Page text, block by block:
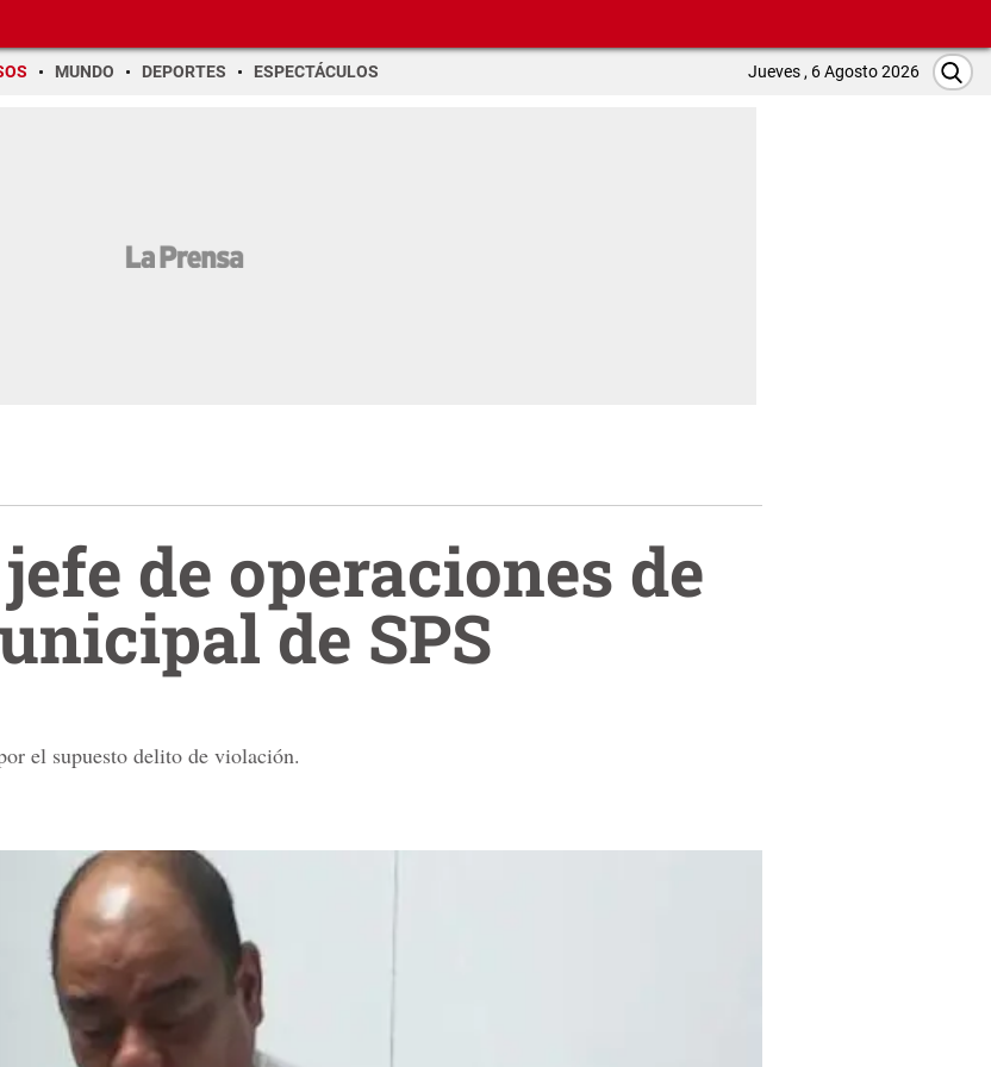
MUNDO DEPORTES ESPECTÁCULOS Jueves , 6 Agosto 2026
de operaciones de
de SPS
el supuesto delito de violación.